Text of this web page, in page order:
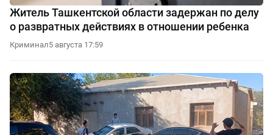
Житель Ташкентской области задержан по делу
о развратных действиях в отношении ребенка
Криминал5 августа 17:59